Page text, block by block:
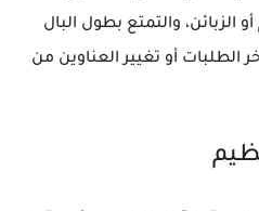
والتمتع بطول البال
الطلبات أو تغيير العناوين من